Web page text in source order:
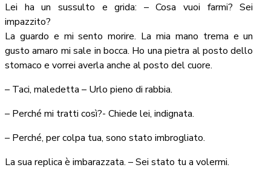
Lei ha un sussulto e grida: – Cosa vuoi farmi? Sei
impazzito?
La guardo e mi sento morire. La mia mano trema e un
gusto amaro mi sale in bocca. Ho una pietra al posto dello
stomaco e vorrei averla anche al posto del cuore.
– Taci, maledetta – Urlo pieno di rabbia.
– Perché mi tratti così?- Chiede lei, indignata.
– Perché, per colpa tua, sono stato imbrogliato.
La sua replica è imbarazzata. – Sei stato tu a volermi.